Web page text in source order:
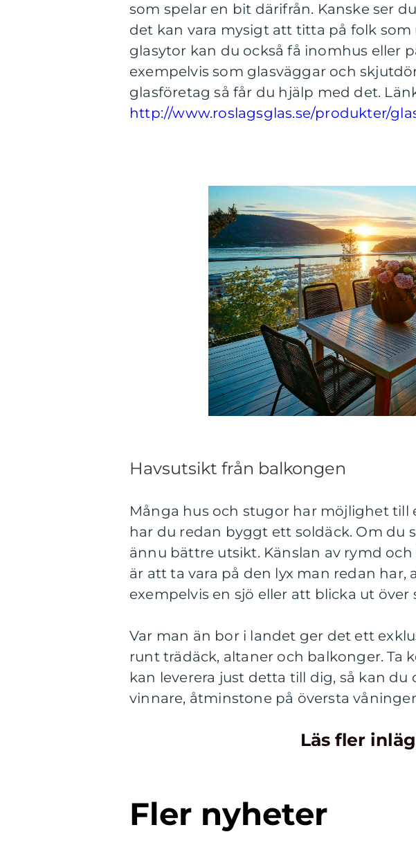
som spelar en bit därifrån. Kanske ser
det kan vara mysigt att titta på folk som
glasytor kan du också få inomhus eller
exempelvis som glasväggar och
glasföretag så får du hjälp med det.
http://www.roslagsglas.se/produkter/
Havsutsikt från balkongen
Många hus och stugor har möjlighet till
har du redan byggt ett soldäck. Om du
ännu bättre utsikt. Känslan av rymd
är att ta vara på den lyx man redan
exempelvis en sjö eller att blicka ut
Var man än bor i landet ger det ett
runt trädäck, altaner och balkonger. Ta
kan leverera just detta till dig, så kan du
vinnare, åtminstone på översta
Läs fler
Fler nyheter